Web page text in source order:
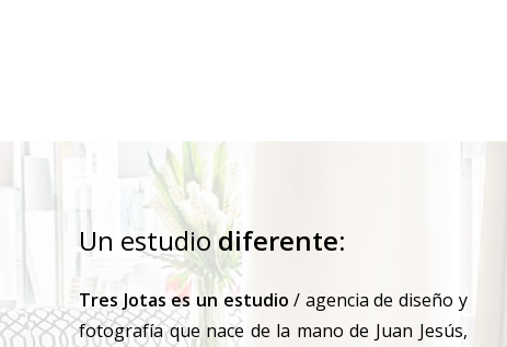
Un estudiodiferente:
Tres Jotas es un estudio/ agencia de diseño y
fotografía que nace de la mano de Juan Jesús,